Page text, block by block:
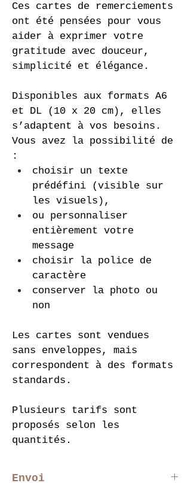
Ces cartes de remerciements
ont été pensées pour vous
aider à exprimer votre
gratitude avec douceur,
simplicité et élégance.
Disponibles aux formats A6
et DL (10 x 20 cm), elles
s’adaptent à vos besoins.
Vous avez la possibilité de
:
choisir un texte
prédéfini (visible sur
les visuels),
ou personnaliser
entièrement votre
message
choisir la police de
caractère
conserver la photo ou
non
Les cartes sont vendues
sans enveloppes, mais
correspondent à des formats
standards.
Plusieurs tarifs sont
proposés selon les
quantités.
Envoi